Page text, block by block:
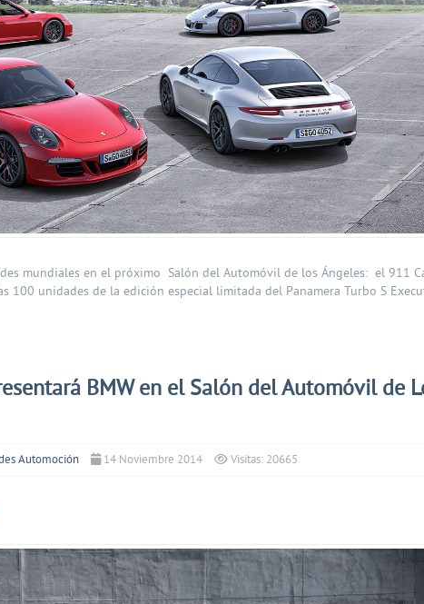
mundiales en el próximo Salón del Automóvil de los Ángeles: el 911
100 unidades de la edición especial limitada del Panamera Turbo S
BMW en el Salón del Automóvil de
Automoción 14 Noviembre 2014 Visitas: 20665
PrevNext